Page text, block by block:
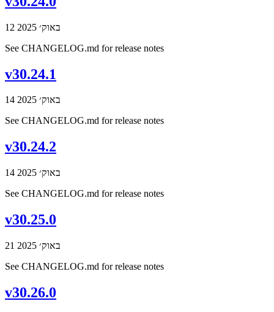
12 באוק׳ 2025
See CHANGELOG.md for release notes
v30.24.1
14 באוק׳ 2025
See CHANGELOG.md for release notes
v30.24.2
14 באוק׳ 2025
See CHANGELOG.md for release notes
v30.25.0
21 באוק׳ 2025
See CHANGELOG.md for release notes
v30.26.0